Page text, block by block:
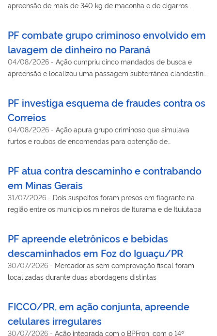
apreensão de mais de 340 kg de maconha e de cigarros
PF combate grupo criminoso envolvido em
lavagem de dinheiro no Paraná
04/08/2026 - Ação cumpriu cinco mandados de busca e
apreensão e localizou uma passagem subterrânea clandestina
PF investiga esquema de fraudes contra os
Correios
04/08/2026 - Ação apura grupo criminoso que simulava
furtos e roubos de encomendas para obtenção de
PF atua contra descaminho e contrabando
em Minas Gerais
31/07/2026 - Dois suspeitos foram presos em flagrante na
região entre os municípios mineiros de Iturama e de Ituiutaba
PF apreende eletrônicos e bebidas
descaminhados em Foz do Iguaçu/PR
30/07/2026 - Mercadorias sem comprovação fiscal foram
localizadas durante duas abordagens distintas
FICCO/PR, em ação conjunta, apreende
celulares irregulares
30/07/2026 - Ação integrada com o BPFron, com o 14º